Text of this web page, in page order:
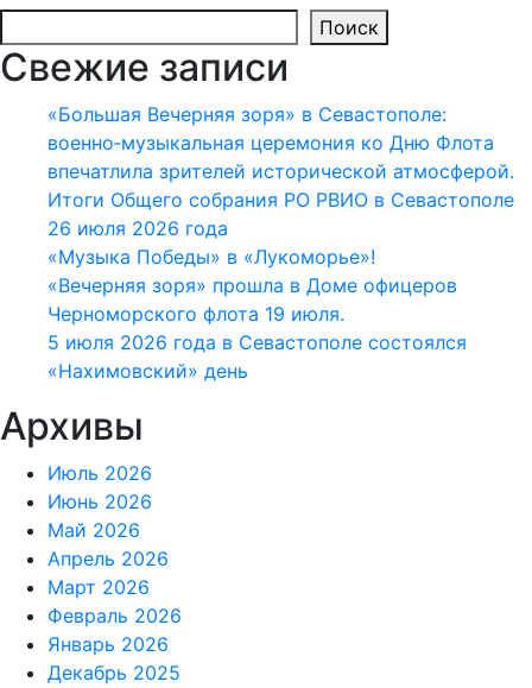
Поиск
Свежие записи
«Большая Вечерняя зоря» в Севастополе:
военно‑музыкальная церемония ко Дню Флота
впечатлила зрителей исторической атмосферой.
Итоги Общего собрания РО РВИО в Севастополе
26 июля 2026 года
«Музыка Победы» в «Лукоморье»!
«Вечерняя зоря» прошла в Доме офицеров
Черноморского флота 19 июля.
5 июля 2026 года в Севастополе состоялся
«Нахимовский» день
Архивы
Июль 2026
Июнь 2026
Май 2026
Апрель 2026
Март 2026
Февраль 2026
Январь 2026
Декабрь 2025